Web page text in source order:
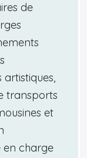
de
transports
et
en charge